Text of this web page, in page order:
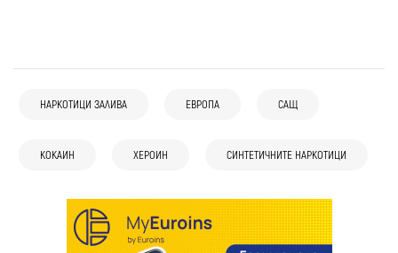
НАРКОТИЦИ ЗАЛИВА ЕВРОПА САЩ
КОКАИН ХЕРОИН СИНТЕТИЧНИТЕ НАРКОТИЦИ